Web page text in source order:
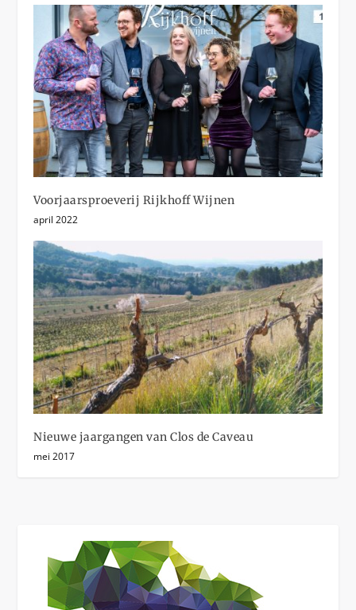
Voorjaarsproeverij Rijkhoff Wijnen
april 2022
Nieuwe jaargangen van Clos de Caveau
mei 2017